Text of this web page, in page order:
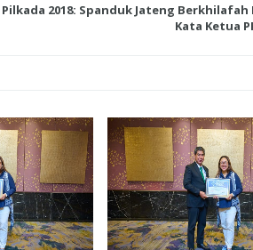
Pilkada 2018: Spanduk Jateng
Kata Ketua